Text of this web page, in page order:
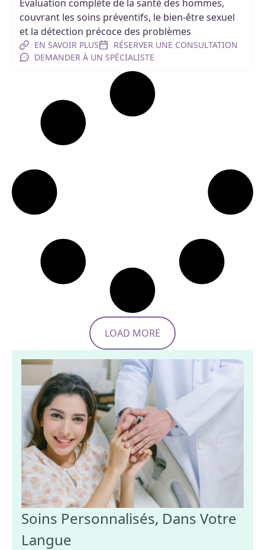
Évaluation complète de la santé des hommes,
couvrant les soins préventifs, le bien-être sexuel
et la détection précoce des problèmes
EN SAVOIR PLUS
RÉSERVER UNE CONSULTATION
DEMANDER À UN SPÉCIALISTE
LOAD MORE
Soins Personnalisés, Dans Votre
Langue